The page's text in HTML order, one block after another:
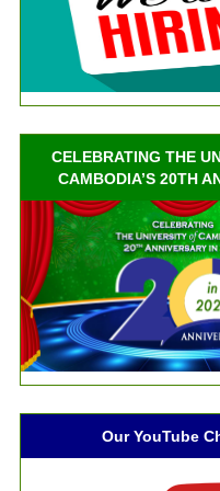
CELEBRATING THE
CAMBODIA’S 20TH
Our YouTube